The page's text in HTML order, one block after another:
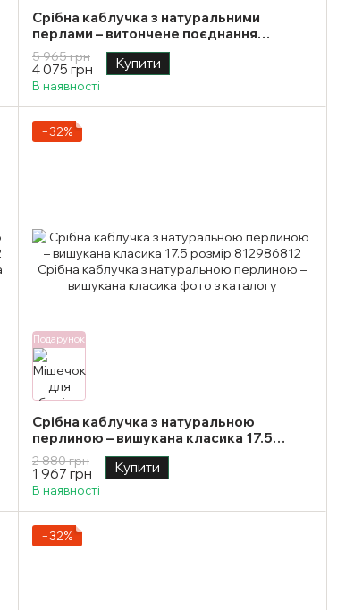
Срібна каблучка з натуральними
перлами – витончене поєднання
класики і сучасності 18 розмір
5 965 грн
4 075 грн Купити
В наявності
Подарунок
−32%
Срібна каблучка з натуральною
перлиною – вишукана класика 17.5
розмір
2 880 грн
1 967 грн Купити
В наявності
−32%